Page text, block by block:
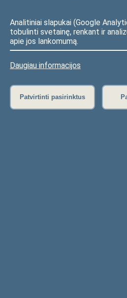
Analitiniai slapukai (Google
tobulinti svetainę, renkant ir
apie jos lankomumą.
Daugiau informacijos
Patvirtinti pasirinktus
Pradžia>Seimo
Viešųjų įstaigų
pateikimas